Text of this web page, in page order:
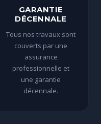
GARANTIE
DÉCENNALE
Tous nos travaux sont
couverts par une
assurance
professionnelle et
une garantie
décennale.